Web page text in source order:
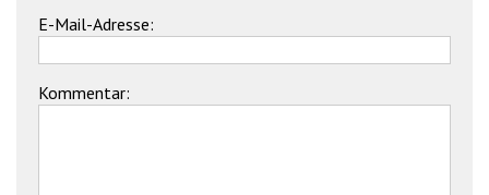
E-Mail-Adresse:
Kommentar: